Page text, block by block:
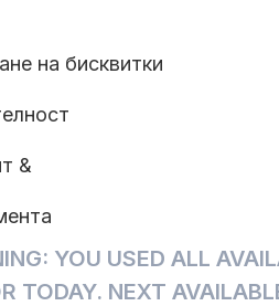
на бисквитки
&
YOU USED ALL
TODAY. NEXT